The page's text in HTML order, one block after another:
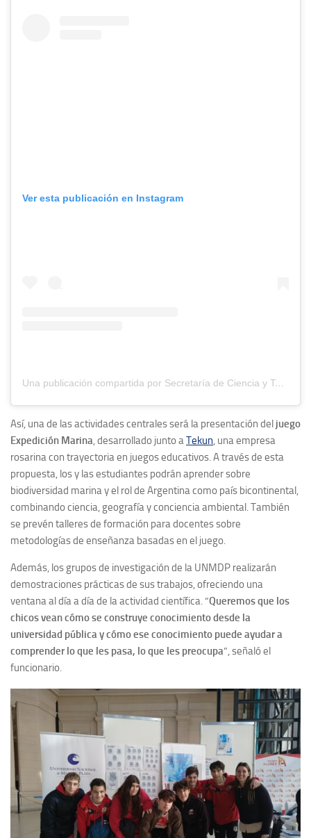
Ver esta publicación en Instagram
Una publicación compartida por Secretaría de Ciencia y Tecnología – UNMdP (@cienciaytecnologia.unmdp)
Así, una de las actividades centrales será la presentación del juego
Expedición Marina, desarrollado junto aTekun, una empresa
rosarina con trayectoria en juegos educativos. A través de esta
propuesta, los y las estudiantes podrán aprender sobre
biodiversidad marina y el rol de Argentina como país bicontinental,
combinando ciencia, geografía y conciencia ambiental. También
se prevén talleres de formación para docentes sobre
metodologías de enseñanza basadas en el juego.
Además, los grupos de investigación de la UNMDP realizarán
demostraciones prácticas de sus trabajos, ofreciendo una
ventana al día a día de la actividad científica. “Queremos que los
chicos vean cómo se construye conocimiento desde la
universidad pública y cómo ese conocimiento puede ayudar a
comprender lo que les pasa, lo que les preocupa”, señaló el
funcionario.